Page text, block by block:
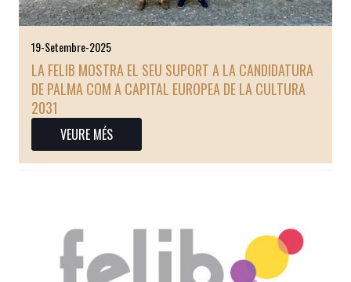
19-Setembre-2025
LA FELIB MOSTRA EL SEU SUPORT A LA CANDIDATURA
DE PALMA COM A CAPITAL EUROPEA DE LA CULTURA
2031
VEURE MÉS